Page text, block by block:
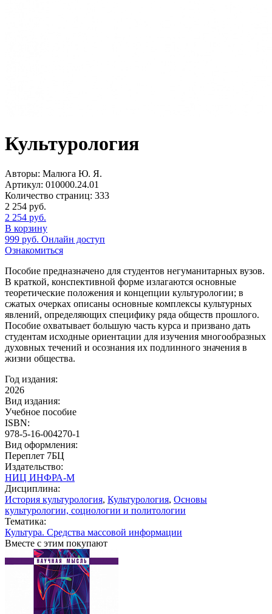
Культурология
Авторы: Малюга Ю. Я.
Артикул: 010000.24.01
Количество страниц: 333
2 254 руб.
2 254 руб.
В корзину
999 руб. Онлайн доступ
Ознакомиться
Пособие предназначено для студентов негуманитарных вузов.
В краткой, конспективной форме излагаются основные
теоретические положения и концепции культурологии; в
сжатых очерках описаны основные комплексы культурных
явлений, определяющих специфику ряда обществ прошлого.
Пособие охватывает большую часть курса и призвано дать
студентам исходные ориентации для изучения многообразных
духовных течений и осознания их подлинного значения в
жизни общества.
Год издания:
2026
Вид издания:
Учебное пособие
ISBN:
978-5-16-004270-1
Вид оформления:
Переплет 7БЦ
Издательство:
НИЦ ИНФРА-М
Дисциплина:
История культурология, Культурология, Основы
культурологии, социологии и политологии
Тематика:
Культура. Средства массовой информации
Вместе с этим покупают